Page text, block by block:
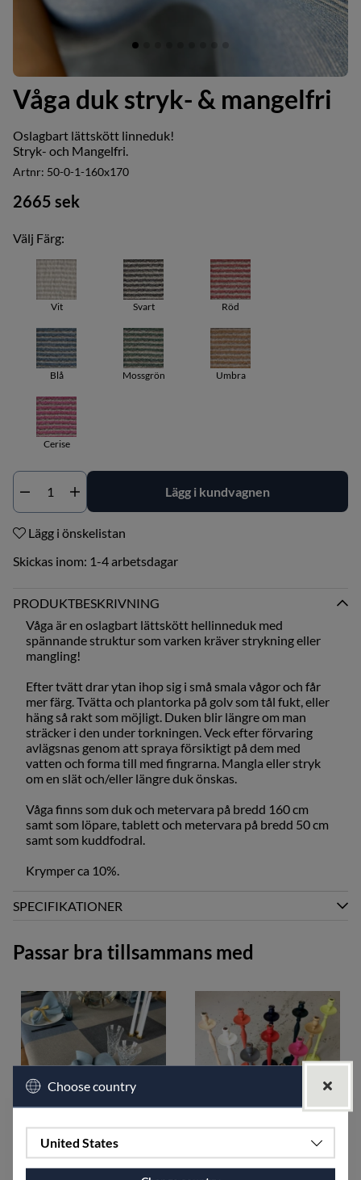
Våga duk stryk- & mangelfri
Oslagbart lättskött linneduk!
Stryk- och Mangelfri.
Artnr: 50-0-1-160x170
2665 sek
Välj Färg:
Vit Svart Röd
Blå Mossgrön Umbra
Cerise
Antal Lägg i kundvagnen
Lägg i önskelistan
Skickas inom: 1-4 arbetsdagar
PRODUKTBESKRIVNING
Våga är en oslagbart lättskött hellinneduk med
spännande struktur som varken kräver strykning eller
mangling!
Efter tvätt drar ytan ihop sig i små smala vågor och får
mer färg. Tvätta och plantorka på golv som tål fukt, eller
häng så rakt som möjligt. Duken blir längre om man
sträcker i den under torkningen. Veck efter förvaring
avlägsnas genom att spraya försiktigt på dem med
vatten och forma till med fingrarna. Mangla eller stryk
om en slät och/eller längre duk önskas.
Våga finns som duk och metervara på bredd 160 cm
samt som löpare, tablett och metervara på bredd 50 cm
samt som kuddfodral.
Krymper ca 10%.
SPECIFIKATIONER
Passar bra tillsammans med
Servett Tuskaft (2 pack) Järvsöstake
Choose country
United States